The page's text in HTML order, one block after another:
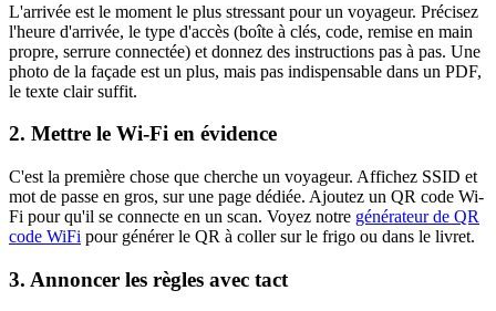
L'arrivée est le moment le plus stressant pour un voyageur. Précisez
l'heure d'arrivée, le type d'accès (boîte à clés, code, remise en main
propre, serrure connectée) et donnez des instructions pas à pas. Une
photo de la façade est un plus, mais pas indispensable dans un PDF,
le texte clair suffit.
2. Mettre le Wi-Fi en évidence
C'est la première chose que cherche un voyageur. Affichez SSID et
mot de passe en gros, sur une page dédiée. Ajoutez un QR code Wi-
Fi pour qu'il se connecte en un scan. Voyez notre générateur de QR
code WiFi pour générer le QR à coller sur le frigo ou dans le livret.
3. Annoncer les règles avec tact